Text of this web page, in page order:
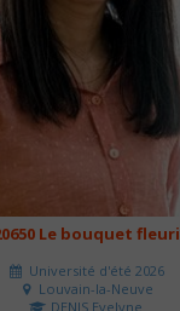
Le bouquet fleuri
Université d'été 2026
Louvain-la-Neuve
DENIS Evelyne